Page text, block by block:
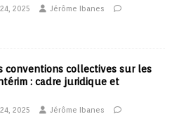
2025
Jérôme Ibanes
conventions collectives sur les
: cadre juridique et
2025
Jérôme Ibanes